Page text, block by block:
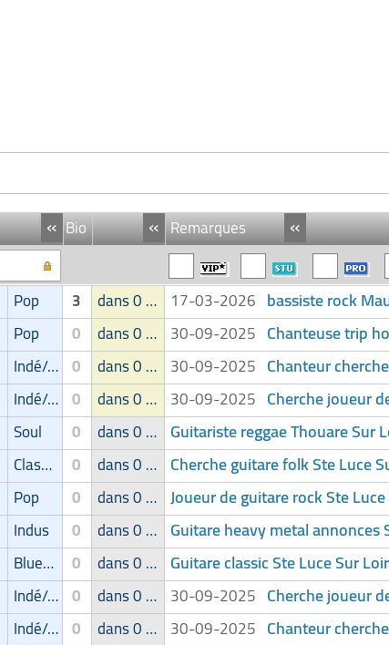
« Bio « «
Remarques
Pop 3 dans 0 groupe 17-03-2026 bassiste rock
Pop 0 dans 0 groupe 30-09-2025 Chanteuse trip
Indé/Alternatif 0 dans 0 groupe 30-09-2025 Chanteur
Indé/Alternatif 0 dans 0 groupe 30-09-2025 Cherche joueur
Soul 0 dans 0 groupe Guitariste reggae Thouare Sur
Classic 0 dans 0 groupe Cherche guitare folk Ste Luce
Pop 0 dans 0 groupe Joueur de guitare rock Ste
Indus 0 dans 0 groupe Guitare heavy metal annonces
Blues/Swing 0 dans 0 groupe Guitare classic Ste Luce Sur
Indé/Alternatif 0 dans 0 groupe 30-09-2025 Cherche joueur
Indé/Alternatif 0 dans 0 groupe 30-09-2025 Chanteur